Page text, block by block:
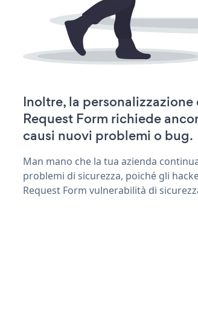
Inoltre, la
Request Form richiede
causi nuovi problemi o bug.
Man mano che la tua azienda
problemi di sicurezza, poiché gli
Request Form vulnerabilità di